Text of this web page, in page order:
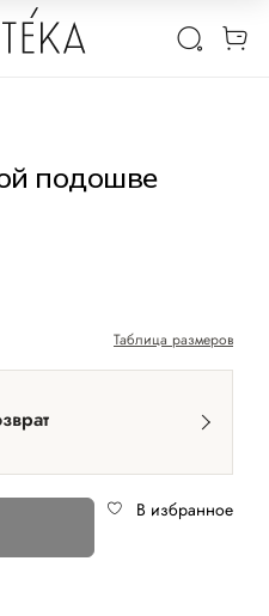
1 / 6
подошве
Таблица размеров
В избранное